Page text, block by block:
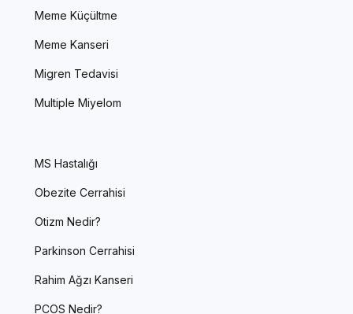
Meme Küçültme
Meme Kanseri
Migren Tedavisi
Multiple Miyelom
MS Hastalığı
Obezite Cerrahisi
Otizm Nedir?
Parkinson Cerrahisi
Rahim Ağzı Kanseri
PCOS Nedir?